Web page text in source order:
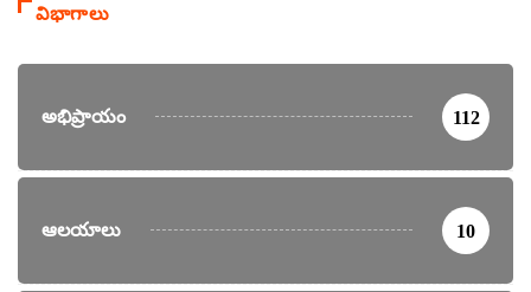
విభాగాలు
అభిప్రాయం 112
ఆలయాలు 10